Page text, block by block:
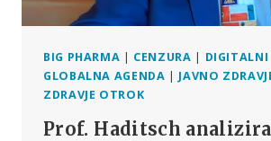
BIG PHARMA | CENZURA |
GLOBALNA AGENDA | JAVNO
ZDRAVJE OTROK
Prof. Haditsch